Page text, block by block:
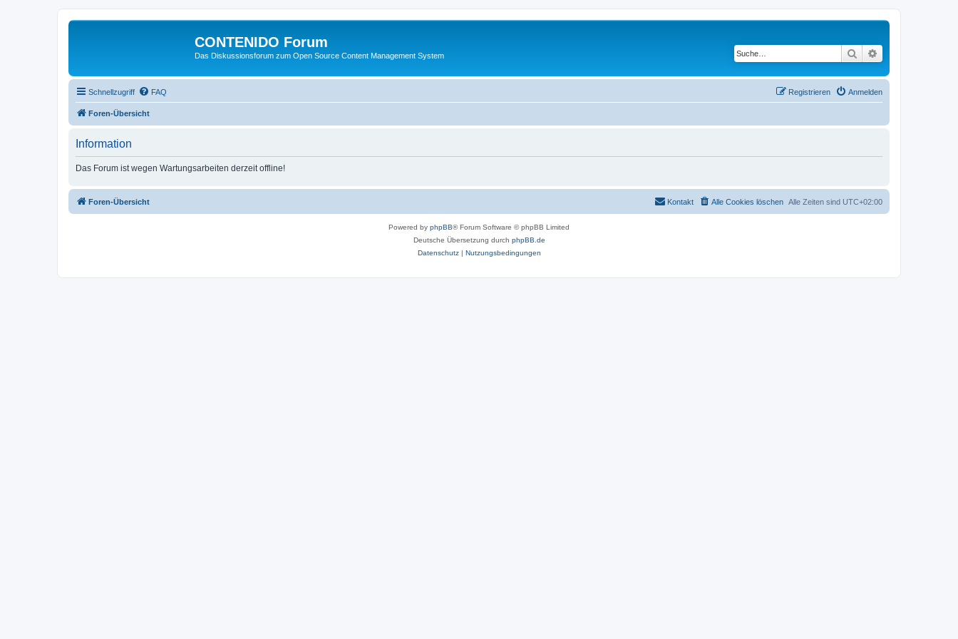
CONTENIDO Forum
Das Diskussionsforum zum Open Source Content Management System Suche
Schnellzugriff FAQ Anmelden
Registrieren
Foren-Übersicht
Information
Das Forum ist wegen Wartungsarbeiten derzeit offline!
Foren-Übersicht Alle Zeiten sind UTC+02:00
Alle Cookies löschen
Kontakt
Powered by phpBB® Forum Software © phpBB Limited
Deutsche Übersetzung durch phpBB.de
Datenschutz| Nutzungsbedingungen